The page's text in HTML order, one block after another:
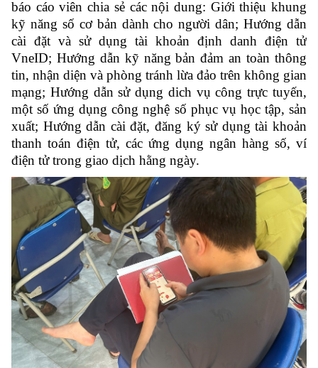
báo cáo viên chia sẻ các nội dung: Giới thiệu khung
kỹ năng số cơ bản dành cho người dân; Hướng dẫn
cài đặt và sử dụng tài khoản định danh điện tử
VneID; Hướng dẫn kỹ năng bản đảm an toàn thông
tin, nhận diện và phòng tránh lừa đảo trên không gian
mạng; Hướng dẫn sử dụng dich vụ công trực tuyến,
một số ứng dụng công nghệ số phục vụ học tập, sản
xuất; Hướng dẫn cài đặt, đăng ký sử dụng tài khoản
thanh toán điện tử, các ứng dụng ngân hàng số, ví
điện tử trong giao dịch hằng ngày.